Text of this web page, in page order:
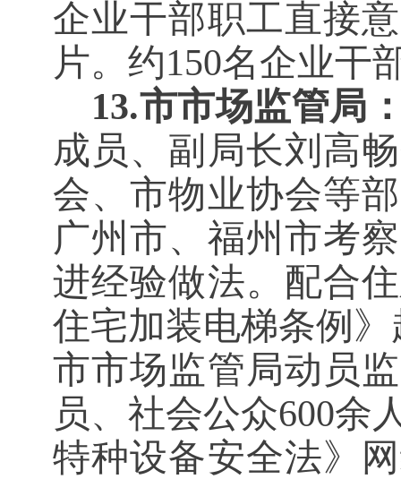
企业干部职工直接
片。约150名企业干
13.市市场监管局
成员、副局长刘高
会、市物业协会等
广州市、福州市考
进经验做法。配合
住宅加装电梯条例
市市场监管局动员
员、社会公众600余
特种设备安全法》